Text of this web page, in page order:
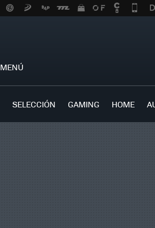
MENÚ
SELECCIÓN GAMING HOME